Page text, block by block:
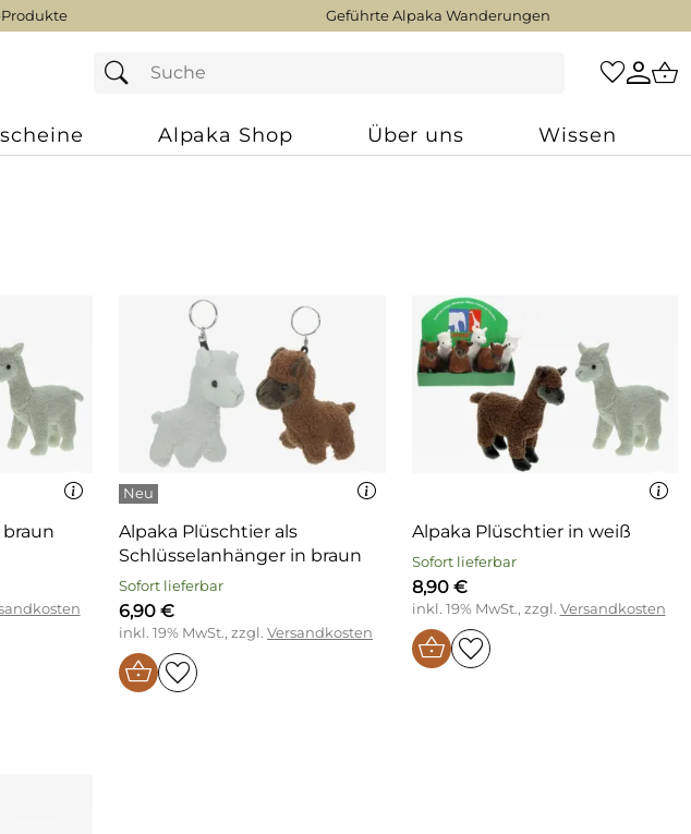
Geführte Alpaka Wanderungen
Alpaka Shop Über uns Wissen
Alpaka Plüschtier als
Schlüsselanhänger in braun
Sofort lieferbar
6,90 €
inkl. 19% MwSt., zzgl. Versandkosten
Alpaka Plüschtier in weiß
Sofort lieferbar
8,90 €
inkl. 19% MwSt., zzgl. Versandkosten